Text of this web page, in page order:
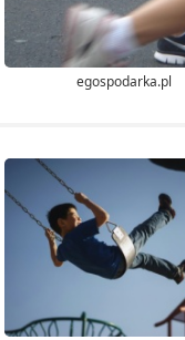
egospodarka.pl